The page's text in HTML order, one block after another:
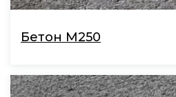
Бетон М250